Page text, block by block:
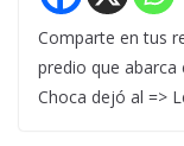
Comparte en tus
predio que abarca
Choca dejó al =>